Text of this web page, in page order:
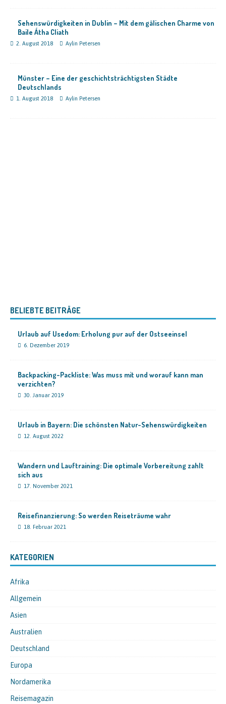
Sehenswürdigkeiten in Dublin – Mit dem gälischen Charme von
Baile Átha Cliath
2. August 2018 Aylin Petersen
Münster – Eine der geschichtsträchtigsten Städte
Deutschlands
1. August 2018 Aylin Petersen
BELIEBTE BEITRÄGE
Urlaub auf Usedom: Erholung pur auf der Ostseeinsel
6. Dezember 2019
Backpacking-Packliste: Was muss mit und worauf kann man
verzichten?
30. Januar 2019
Urlaub in Bayern: Die schönsten Natur-Sehenswürdigkeiten
12. August 2022
Wandern und Lauftraining: Die optimale Vorbereitung zahlt
sich aus
17. November 2021
Reisefinanzierung: So werden Reiseträume wahr
18. Februar 2021
KATEGORIEN
Afrika
Allgemein
Asien
Australien
Deutschland
Europa
Nordamerika
Reisemagazin